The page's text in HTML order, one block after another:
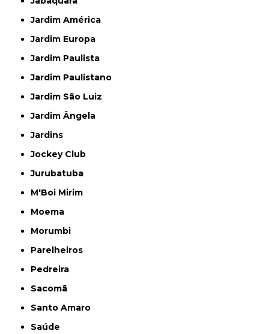
Jardim América
Jardim Europa
Jardim Paulista
Jardim Paulistano
Jardim São Luiz
Jardim Ângela
Jardins
Jockey Club
Jurubatuba
M'Boi Mirim
Moema
Morumbi
Parelheiros
Pedreira
Sacomã
Santo Amaro
Saúde